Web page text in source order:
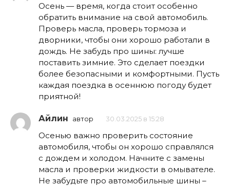
Осень — время, когда стоит особенно
обратить внимание на свой автомобиль.
Проверь масла, проверь тормоза и
дворники, чтобы они хорошо работали в
дождь. Не забудь про шины: лучше
поставить зимние. Это сделает поездки
более безопасными и комфортными. Пусть
каждая поездка в осеннюю погоду будет
приятной!
Айлин автор 30.03.2025 в 15:28
Осенью важно проверить состояние
автомобиля, чтобы он хорошо справлялся
с дождем и холодом. Начните с замены
масла и проверки жидкости в омывателе.
Не забудьте про автомобильные шины –